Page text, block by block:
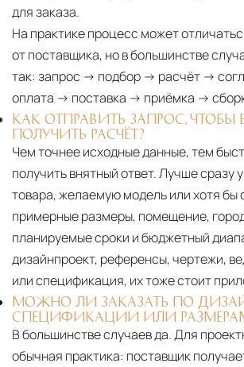
для заказа.
На практике процесс может
от поставщика, но в большинстве
так: запрос → подбор → расчёт →
оплата → поставка → приёмка →
КАК ОТПРАВИТЬ ЗАПРОС, ЧТОБЫ
ПОЛУЧИТЬ РАСЧЁТ?
Чем точнее исходные данные, тем
получить внятный ответ. Лучше сразу
товара, желаемую модель или хотя бы
примерные размеры, помещение,
планируемые сроки и бюджетный
дизайнпроект, референсы, чертежи,
или спецификация, их тоже стоит
МОЖНО ЛИ ЗАКАЗАТЬ ПО
СПЕЦИФИКАЦИИ ИЛИ
В большинстве случаев да. Для
обычная практика: поставщик